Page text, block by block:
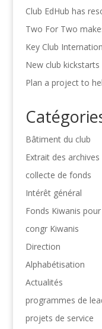
Club EdHub has
Two For Two
Key Club
New club
Plan a project to
Bâtiment du club
Extrait des
collecte de fonds
Intérêt général
Fonds Kiwanis
congr Kiwanis
Direction
Alphabétisation
Actualités
programmes de
projets de service